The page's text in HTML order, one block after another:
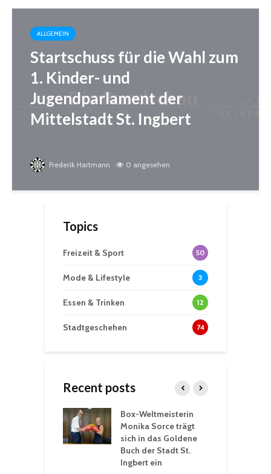
ALLGEMEIN
Startschuss für die Wahl zum
1. Kinder- und
Jugendparlament der
Mittelstadt St. Ingbert
Frederik Hartmann 0 angesehen
Topics
Freizeit & Sport 50
Mode & Lifestyle 3
Essen & Trinken 12
Stadtgeschehen 74
Recent posts
Box-Weltmeisterin
Monika Sorce trägt
sich in das Goldene
Buch der Stadt St.
Ingbert ein